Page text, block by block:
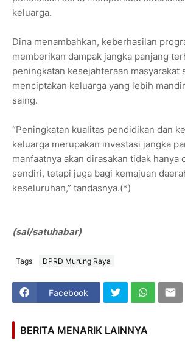
keluarga.
Dina menambahkan, keberhasilan
memberikan dampak jangka panjang
peningkatan kesejahteraan masyarakat
menciptakan keluarga yang lebih
saing.
“Peningkatan kualitas pendidikan dan
keluarga merupakan investasi jangka
manfaatnya akan dirasakan tidak hanya
sendiri, tetapi juga bagi kemajuan
keseluruhan,” tandasnya.(*)
(sal/satuhabar)
Tags DPRD Murung Raya
Facebook
BERITA MENARIK LAINNYA